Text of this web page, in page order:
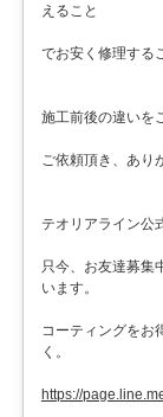
えること
でお安く修理する
施工前後の違いを
ご依頼頂き、あり
テオリアライン公
只今、お友達募集
います。
コーティングをお
く。
https://